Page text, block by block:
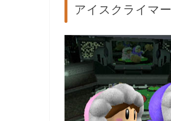
アイスクライマー